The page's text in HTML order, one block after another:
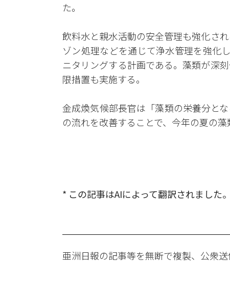
た。
飲料水と親水活動の安全管理も強化さ
ゾン処理などを通じて浄水管理を強化
ニタリングする計画である。藻類が深
限措置も実施する。
金成煥気候部長官は「藻類の栄養分と
の流れを改善することで、今年の夏の
* この記事はAIによって翻訳されました。
亜洲日報の記事等を無断で複製、公衆